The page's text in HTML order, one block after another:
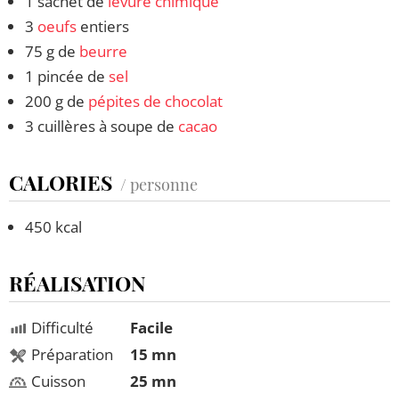
3 oeufs entiers
75 g de beurre
1 pincée de sel
200 g de pépites de chocolat
3 cuillères à soupe de cacao
CALORIES / personne
450 kcal
RÉALISATION
Difficulté
Préparation
Cuisson
Facile
15 mn
25 mn